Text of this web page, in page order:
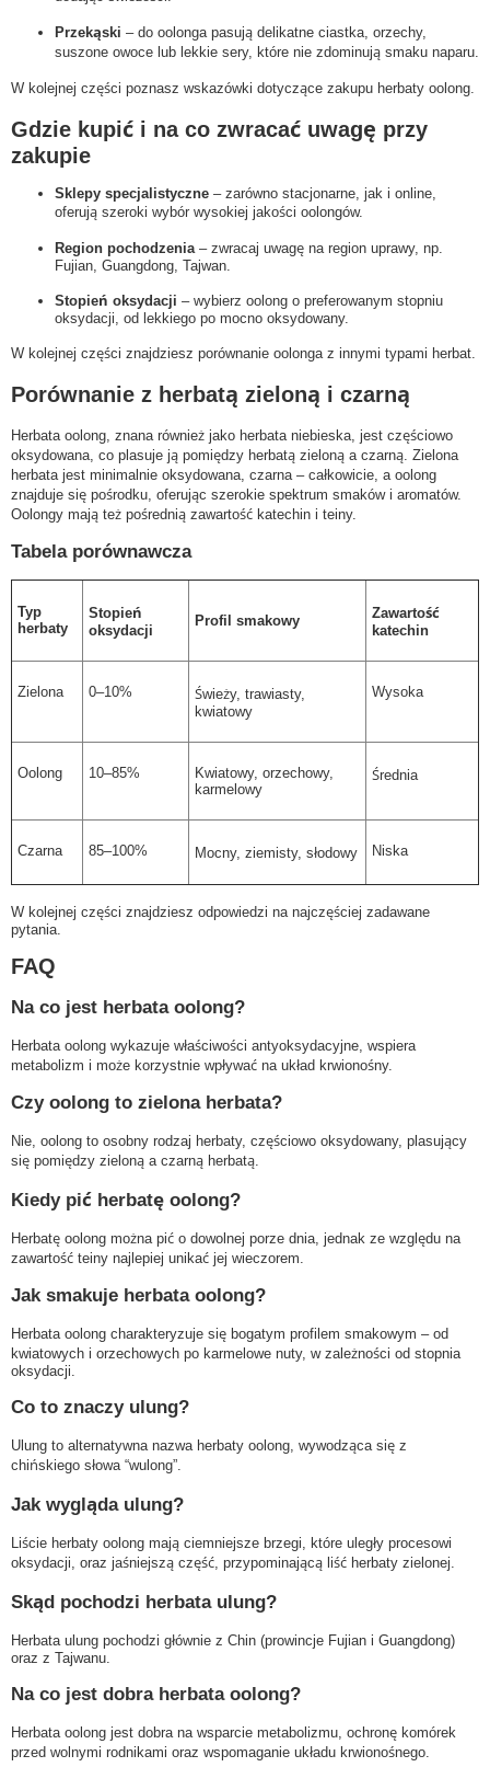
Przekąski – do oolonga pasują delikatne ciastka, orzechy,
suszone owoce lub lekkie sery, które nie zdominują smaku naparu.
W kolejnej części poznasz wskazówki dotyczące zakupu herbaty oolong.
Gdzie kupić i na co zwracać uwagę przy
zakupie
Sklepy specjalistyczne – zarówno stacjonarne, jak i online,
oferują szeroki wybór wysokiej jakości oolongów.
Region pochodzenia– zwracaj uwagę na region uprawy, np.
Fujian, Guangdong, Tajwan.
Stopień oksydacji – wybierz oolong o preferowanym stopniu
oksydacji, od lekkiego po mocno oksydowany.
W kolejnej części znajdziesz porównanie oolonga z innymi typami herbat.
Porównanie z herbatą zieloną i czarną
Herbata oolong, znana również jako herbata niebieska, jest częściowo
oksydowana, co plasuje ją pomiędzy herbatą zieloną a czarną. Zielona
herbata jest minimalnie oksydowana, czarna – całkowicie, a oolong
znajduje się pośrodku, oferując szerokie spektrum smaków i aromatów.
Oolongy mają też pośrednią zawartość katechin i teiny.
Tabela porównawcza
Typ
herbaty
Stopień
oksydacji
Profil smakowy
Zawartość
katechin
Zielona 0–10%
Świeży, trawiasty,
kwiatowy
Wysoka
Oolong 10–85%
Kwiatowy, orzechowy,
karmelowy
Średnia
Czarna 85–100% Mocny, ziemisty, słodowy Niska
W kolejnej części znajdziesz odpowiedzi na najczęściej zadawane
pytania.
FAQ
Na co jest herbata oolong?
Herbata oolong wykazuje właściwości antyoksydacyjne, wspiera
metabolizm i może korzystnie wpływać na układ krwionośny.
Czy oolong to zielona herbata?
Nie, oolong to osobny rodzaj herbaty, częściowo oksydowany, plasujący
się pomiędzy zieloną a czarną herbatą.
Kiedy pić herbatę oolong?
Herbatę oolong można pić o dowolnej porze dnia, jednak ze względu na
zawartość teiny najlepiej unikać jej wieczorem.
Jak smakuje herbata oolong?
Herbata oolong charakteryzuje się bogatym profilem smakowym – od
kwiatowych i orzechowych po karmelowe nuty, w zależności od stopnia
oksydacji.
Co to znaczy ulung?
Ulung to alternatywna nazwa herbaty oolong, wywodząca się z
chińskiego słowa “wulong”.
Jak wygląda ulung?
Liście herbaty oolong mają ciemniejsze brzegi, które uległy procesowi
oksydacji, oraz jaśniejszą część, przypominającą liść herbaty zielonej.
Skąd pochodzi herbata ulung?
Herbata ulung pochodzi głównie z Chin (prowincje Fujian i Guangdong)
oraz z Tajwanu.
Na co jest dobra herbata oolong?
Herbata oolong jest dobra na wsparcie metabolizmu, ochronę komórek
przed wolnymi rodnikami oraz wspomaganie układu krwionośnego.